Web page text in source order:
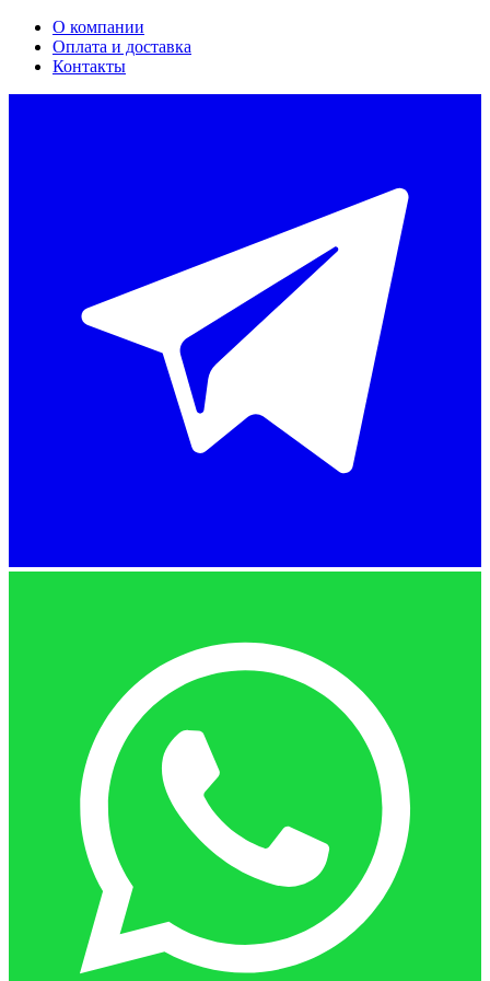
О компании
Оплата и доставка
Контакты